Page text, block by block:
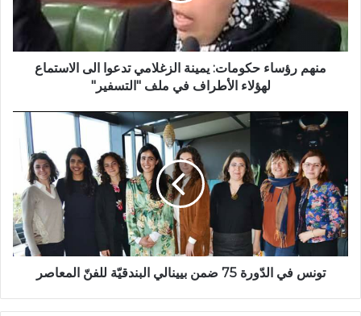
منهم رؤساء حكومات: يمينة الزغلامي تدعوا الى الاستماع
لهؤلاء الأطراف في ملف "التسفير"
تونس في الدّورة 75 ضمن بيينالي البندقيّة للفنّ المعاصر